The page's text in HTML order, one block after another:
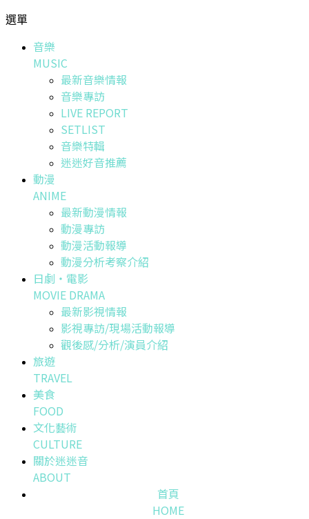
選單
音樂
MUSIC
最新音樂情報
音樂專訪
LIVE REPORT
SETLIST
音樂特輯
迷迷好音推薦
動漫
ANIME
最新動漫情報
動漫專訪
動漫活動報導
動漫分析考察介紹
日劇・電影
MOVIE DRAMA
最新影視情報
影視專訪/現場活動報導
觀後感/分析/演員介紹
旅遊
TRAVEL
美食
FOOD
文化藝術
CULTURE
關於迷迷音
ABOUT
首頁
HOME